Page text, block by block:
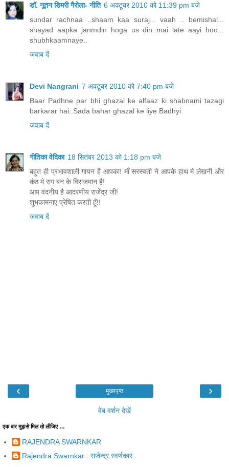
डॉ. नूतन डिमरी गैरोला- नीति 6 अक्टूबर 2010 को 11:39 pm बजे
sundar rachnaa ..shaam kaa suraj... vaah .. bemishal...
shayad aapka janmdin hoga us din..mai late aayi hoo...
shubhkaamnaye..
जवाब दें
Devi Nangrani 7 अक्टूबर 2010 को 7:40 pm बजे
Baar Padhne par bhi ghazal ke alfaaz ki shabnami tazagi
barkarar hai..Sada bahar ghazal ke liye Badhyi
जवाब दें
गीतिका वेदिका 18 सितंबर 2013 को 1:18 pm बजे
बहुत ही प्रभावशाली गायन है आपका! माँ सरस्वती ने आपके हाथ मे लेखनी और
कंठ मे राग बन के विराजमान है!
आप वंदनीय है आदरणीय राजेंद्र जी!
शुभकामनाए प्रेषित करती हूँ!!
जवाब दें
‹ ›
मुख्यपृष्ठ
वेब वर्शन देखें
एक बार मुझसे मिल तो लीजिए …
RAJENDRA SWARNKAR
Rajendra Swarnkar : राजेन्द्र स्वर्णकार